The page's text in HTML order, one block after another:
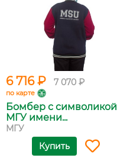
6 716 ₽ 7 070 ₽
по карте
Бомбер с символикой
МГУ имени...
МГУ
Купить